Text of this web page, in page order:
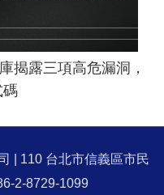
揭露三項高危漏洞，
碼
| 110 台北市信義區市民
2-8729-1099